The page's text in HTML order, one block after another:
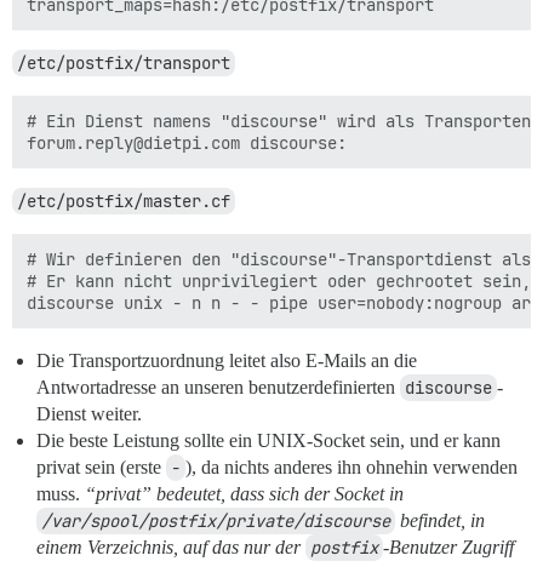
/etc/postfix/transport
# Ein Dienst namens "discourse" wird als
/etc/postfix/master.cf
# Wir definieren den "discourse"-Transportdienst als
# Er kann nicht unprivilegiert oder gechrootet
Die Transportzuordnung leitet also E-Mails an die
Antwortadresse an unseren benutzerdefinierten discourse -
Dienst weiter.
Die beste Leistung sollte ein UNIX-Socket sein, und er kann
privat sein (erste - ), da nichts anderes ihn ohnehin verwenden
muss. “privat” bedeutet, dass sich der Socket in
/var/spool/postfix/private/discourse befindet, in
einem Verzeichnis, auf das nur der postfix -Benutzer Zugriff